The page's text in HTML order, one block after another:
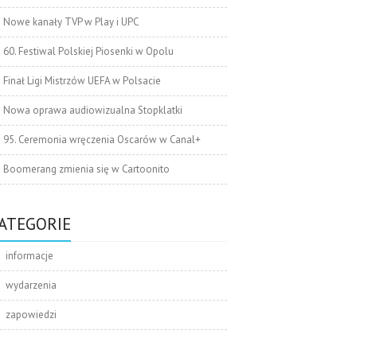
Nowe kanały TVP w Play i UPC
60. Festiwal Polskiej Piosenki w Opolu
Finał Ligi Mistrzów UEFA w Polsacie
Nowa oprawa audiowizualna Stopklatki
95. Ceremonia wręczenia Oscarów w Canal+
Boomerang zmienia się w Cartoonito
informacje
wydarzenia
zapowiedzi